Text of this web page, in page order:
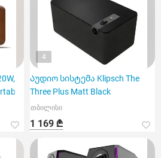
4
Აუდიო სისტემა Klipsch The
Three Plus Matt Black
თბილისი
1 169 ₾